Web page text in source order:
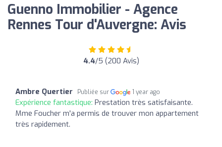
Guenno Immobilier - Agence
Rennes Tour d'Auvergne: Avis
4.4/5 (200 Avis)
Ambre Quertier Publiée sur 1 year ago
Expérience fantastique: Prestation très satisfaisante.
Mme Foucher m'a permis de trouver mon appartement
très rapidement.